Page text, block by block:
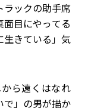
ラックの助手席
目にやってる
生きている」気
ら遠くはなれ
で」の男が描か